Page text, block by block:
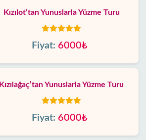
Kızılot’tan Yunuslarla Yüzme Turu
Fiyat: 6000₺
Kızılağaç’tan Yunuslarla Yüzme Turu
Fiyat: 6000₺